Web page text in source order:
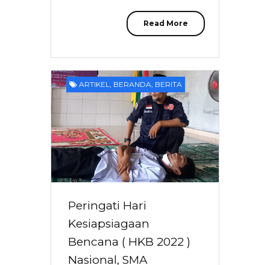
Read More
ARTIKEL, BERANDA, BERITA
Peringati Hari
Kesiapsiagaan
Bencana ( HKB 2022 )
Nasional, SMA